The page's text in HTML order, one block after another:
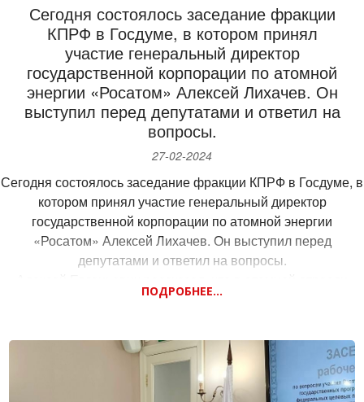
Выбор семейного образования и центра «Хочу Учиться»
стал для нас судьбоносным решением. Как многодетная
мама, я прекрасно осознавала, что обычный школьный
график сильно усложняет повседневную жизнь и мешает
уделять достаточно времени каждому ребёнку. И данная
школа дистанционного обучениядала нам потрясающие
преимущества, став основой счастливой семейной жизни.
Главная прелесть центра — гибкость и уважение к нуждам
совместно с родителями, давая возможность заниматься
утром, днём или вечером, когда это удобно конкретной
семье.
Сегодня состоялось заседание фракции
КПРФ в Госдуме, в котором принял
участие генеральный директор
государственной корпорации по атомной
энергии «Росатом» Алексей Лихачев. Он
выступил перед депутатами и ответил на
вопросы.
27-02-2024
Сегодня состоялось заседание фракции КПРФ в Госдуме, в
котором принял участие генеральный директор
государственной корпорации по атомной энергии
«Росатом» Алексей Лихачев. Он выступил перед
депутатами и ответил на вопросы.
России насчитывается около 460 предприятий и 360 тысяч
триллионов рублей.
Работники атомной отрасли гордятся наследием
советского прошлого. В СССР был создан ядерный щит. В
СССР была построена первая атомная станция и первый
ПОДРОБНЕЕ...